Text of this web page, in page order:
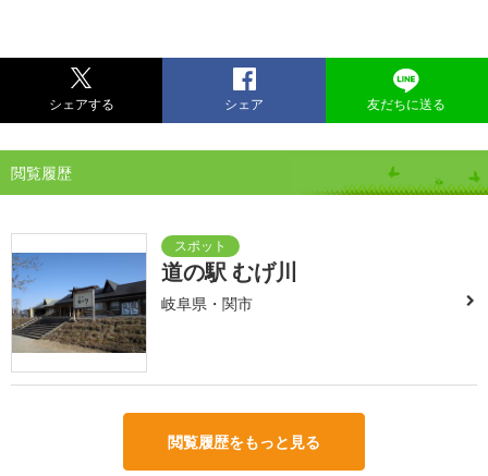
シェアする シェア 友だちに送る
閲覧履歴
道の駅 むげ川
岐阜県・関市
閲覧履歴をもっと見る